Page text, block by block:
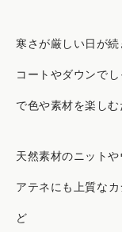
寒さが厳しい日が続
コートやダウンで
で色や素材を楽し
天然素材のニット
アテネにも上質な
ど